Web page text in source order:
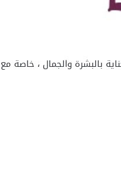
انتباه المهتمين بالعناية بالبشرة والجمال ، خاصة مع